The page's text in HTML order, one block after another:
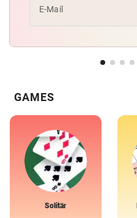
E-Mail
GAMES
Solitär